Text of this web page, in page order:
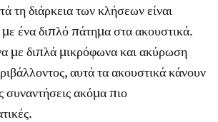
τη διάρκεια των κλήσεων είναι
ένα διπλό πάτημα στα ακουστικά.
με διπλά μικρόφωνα και ακύρωση
αυτά τα ακουστικά κάνουν
συναντήσεις ακόμα πιο